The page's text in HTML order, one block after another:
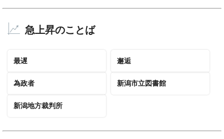
急上昇のことば
最遅 邂逅
為政者 新潟市立図書館
新潟地方裁判所